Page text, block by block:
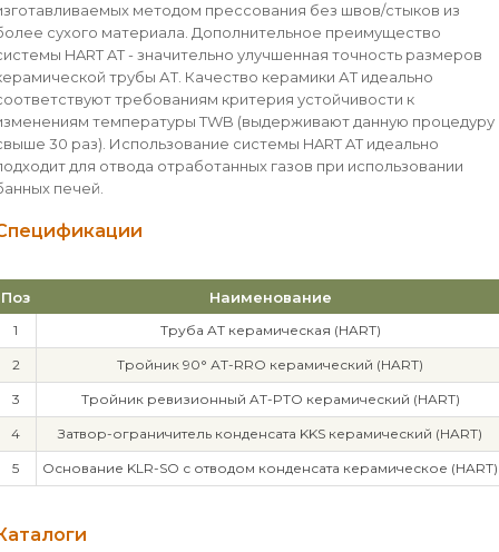
методом прессования без швов/стыков из
сухого материала. Дополнительное преимущество
HART AT - значительно улучшенная точность размеров
трубы АТ. Качество керамики АТ идеально
требованиям критерия устойчивости к
температуры TWB (выдерживают данную процедуру
30 раз). Использование системы HART AT идеально
для отвода отработанных газов при использовании
печей.
Поз Наименование
1 Труба AT керамическая (HART)
2 Тройник 90° АТ-RRO керамический (HART)
3 Тройник ревизионный AT-PTO керамический (HART)
4 Затвор-ограничитель конденсата KKS керамический (HART)
5 Основание KLR-SO с отводом конденсата керамическое (HART)